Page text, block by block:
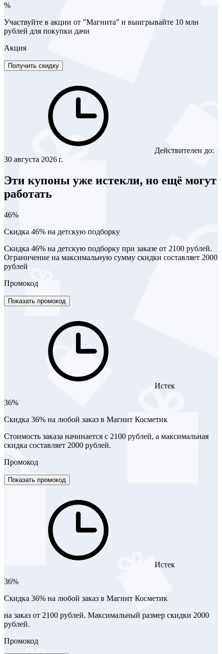
%
Участвуйте в акции от "Магнита" и выигрывайте 10 млн
рублей для покупки дачи
Акция
Получить скидку
Действителен до:
30 августа 2026 г.
Эти купоны уже истекли, но ещё могут
работать
46%
Скидка 46% на детскую подборку
Скидка 46% на детскую подборку при заказе от 2100 рублей.
Ограничение на максимальную сумму скидки составляет 2000
рублей
Промокод
Показать промокод
Истек
36%
​Скидка 36% на любой заказ в Магнит Косметик
Стоимость заказа начинается с 2100 рублей, а максимальная
скидка составляет 2000 рублей.
Промокод
Показать промокод
Истек
36%
​Скидка 36% на любой заказ в Магнит Косметик
на заказ от 2100 рублей. Максимальный размер скидки 2000
рублей.
Промокод